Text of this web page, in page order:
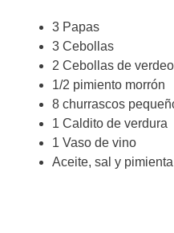
3 Papas
3 Cebollas
2 Cebollas de verdeo
1/2 pimiento morrón
8 churrascos
1 Caldito de verdura
1 Vaso de vino
Aceite, sal y pimienta